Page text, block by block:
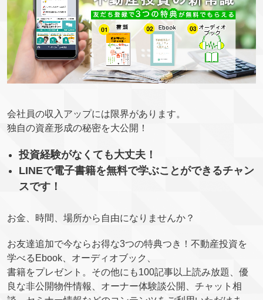
会社員の収入アップには限界があります。
独自の資産形成の秘密を大公開！
投資経験がなくても大丈夫！
LINEで電子書籍を無料で学ぶことができるチャン
スです！
お金、時間、場所から自由になりませんか？
お友達追加で今ならお得な3つの特典つき！不動産投資を
学べるEbook、オーディオブック、
書籍をプレゼント。その他にも100記事以上読み放題、優
良な非公開物件情報、オーナー体験談公開、チャット相